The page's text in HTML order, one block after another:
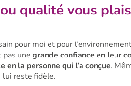
qualité vous
pour moi et pour
pas unegrande confiance en leur
en la personne qui l’a conçue.
lui reste fidèle.